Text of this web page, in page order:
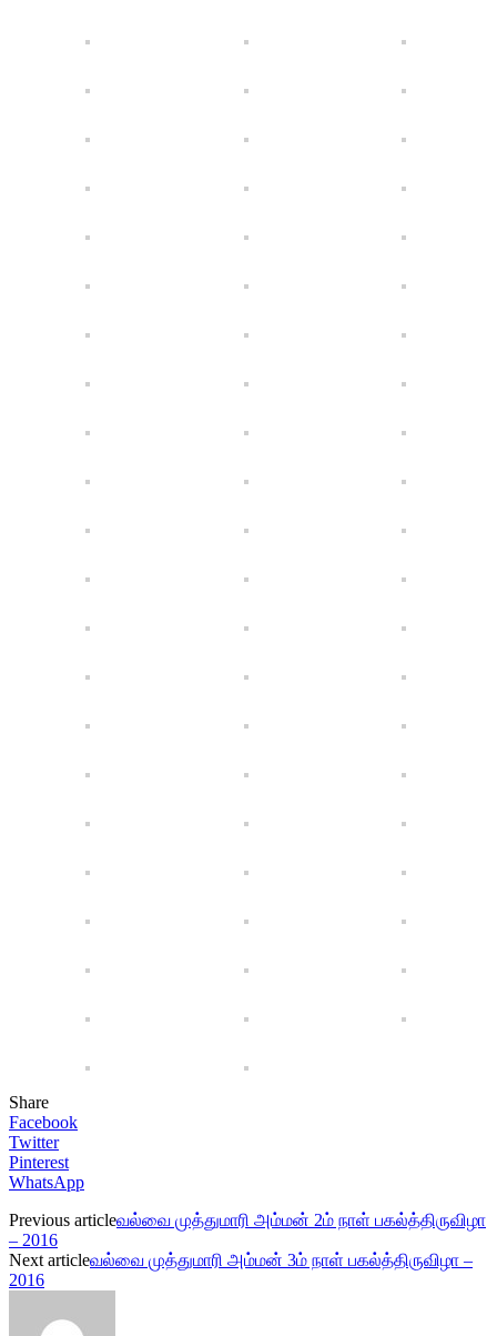
Share
Facebook
Twitter
Pinterest
WhatsApp
Previous articleவல்வை முத்துமாரி அம்மன் 2ம் நாள் பகல்த்திருவிழா
– 2016
Next articleவல்வை முத்துமாரி அம்மன் 3ம் நாள் பகல்த்திருவிழா –
2016